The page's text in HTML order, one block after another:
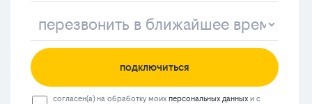
подключиться
согласен(а) на обработку моихперсональных данных и с